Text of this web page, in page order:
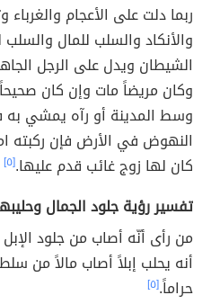
ربما دلت على الأعجام
والأنكاد والسلب للمال
الشيطان ويدل على الرجل
وكان مريضاً مات وإن كان
وسط المدينة أو رآه يمشي
النهوض في الأرض فإن ركبته
كان لها زوج غائب قدم عليها.[٥]
تفسير رؤية جلود الجمال
من رأى أنّه أصاب من جلود
أنه يحلب إبلاً أصاب مالاً من
حراماً.[٥]